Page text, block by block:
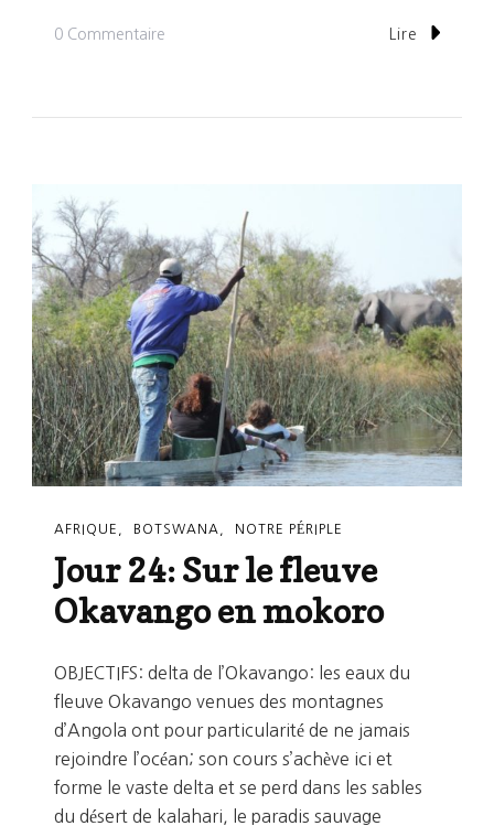
0 Commentaire
L’Okavango
Lire
AFRIQUE BOTSWANA NOTRE PÉRIPLE
Jour 24: Sur le fleuve
Okavango en mokoro
OBJECTIFS: delta de l’Okavango: les eaux du
fleuve Okavango venues des montagnes
d’Angola ont pour particularité de ne jamais
rejoindre l’océan; son cours s’achève ici et
forme le vaste delta et se perd dans les sables
du désert de kalahari, le paradis sauvage